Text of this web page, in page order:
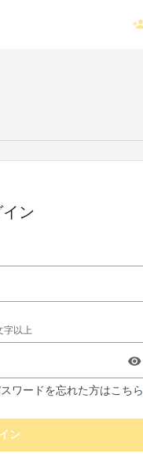
ン
字以上
ワードを忘れた方はこちら
ン